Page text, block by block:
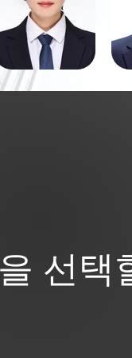
선택